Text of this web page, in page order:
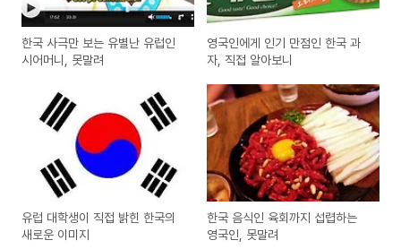
한국 사극만 보는 유별난 유럽인
시어머니, 못말려
영국인에게 인기 만점인 한국 과
자, 직접 알아보니
유럽 대학생이 직접 밝힌 한국의
새로운 이미지
한국 음식인 육회까지 섭렵하는
영국인, 못말려